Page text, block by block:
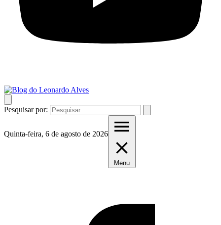
Pesquisar por:
Quinta-feira, 6 de agosto de 2026
Menu